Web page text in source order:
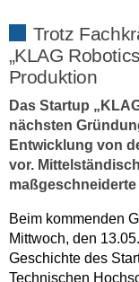
Trotz
„KLAG
Produktion
Das Startup
nächsten
Entwicklung von
vor.
Beim kommenden
Mittwoch, den
Geschichte des
Technischen